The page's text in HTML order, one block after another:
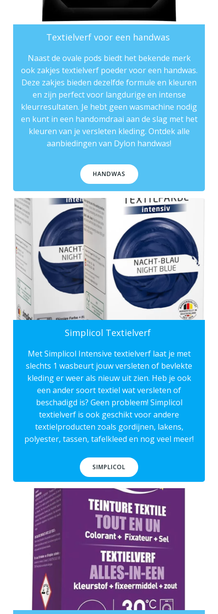
Textielverf voor een handwas
Naast de ovale pods biedt het bekende merk
ook zakjes textielverf poeder voor een handwas.
Deze zakjes bieden dezelfde formule en kleuren
en zijn perfect voor langdurige en intense
kleurresultaten. Je hebt geen wasmachine nodig
en kunt in een handomdraai aan de slag met het
kleuren van je versleten kleding. Ontdek alle
aanbiedingen van Dylon handwas!
HANDWAS
Simplicol Textielverf
Met Simplicol Intensive textielverf laat je met
slechts 1 wasbeurt jouw versleten of bevlekte
kleding er weer als nieuw uit zien. Heb je ook
een ander soort textiel wat versleten of
beschadigd is? Geen probleem! Simplicol
textielverf is ook geschikt voor andere
textielproducten zoals gordijnen, lakens,
polyester, tassen, tafelkleed en nog veel meer!
SIMPLICOL